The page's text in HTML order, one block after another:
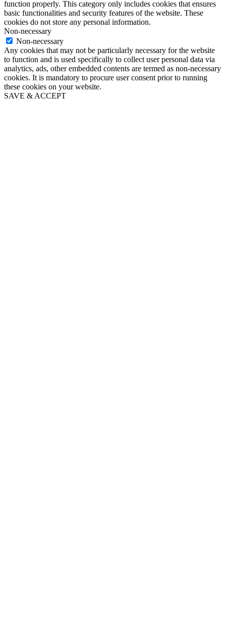
function properly. This category only includes cookies that ensures
basic functionalities and security features of the website. These
cookies do not store any personal information.
Non-necessary
Non-necessary
Any cookies that may not be particularly necessary for the website
to function and is used specifically to collect user personal data via
analytics, ads, other embedded contents are termed as non-necessary
cookies. It is mandatory to procure user consent prior to running
these cookies on your website.
SAVE & ACCEPT